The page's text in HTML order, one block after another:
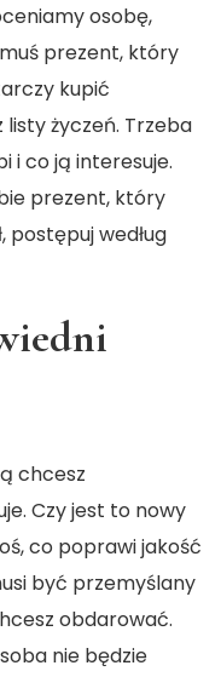
osobę,
prezent, który
kupić
życzeń. Trzeba
i co ją interesuje.
prezent, który
postępuj według
chcesz
Czy jest to nowy
co poprawi jakość
być przemyślany
obdarować.
nie będzie